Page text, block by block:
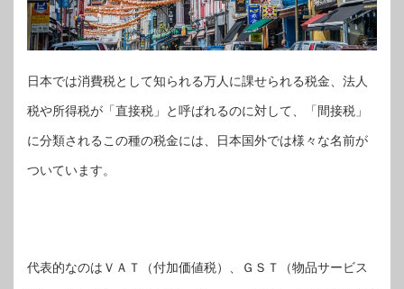
日本では消費税として知られる万人に課せられる税金、法人
税や所得税が「直接税」と呼ばれるのに対して、「間接税」
に分類されるこの種の税金には、日本国外では様々な名前が
ついています。
代表的なのはＶＡＴ（付加価値税）、ＧＳＴ（物品サービス